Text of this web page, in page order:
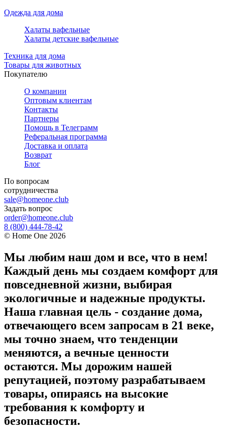
Одежда для дома
Халаты вафельные
Халаты детские вафельные
Техника для дома
Товары для животных
Покупателю
О компании
Оптовым клиентам
Контакты
Партнеры
Помощь в Телеграмм
Реферальная программа
Доставка и оплата
Возврат
Блог
По вопросам
сотрудничества
sale@homeone.club
Задать вопрос
order@homeone.club
8 (800) 444-78-42
© Home One 2026
Мы любим наш дом и все, что в нем!
Каждый день мы создаем комфорт для
повседневной жизни, выбирая
экологичные и надежные продукты.
Наша главная цель - создание дома,
отвечающего всем запросам в 21 веке,
мы точно знаем, что тенденции
меняются, а вечные ценности
остаются. Мы дорожим нашей
репутацией, поэтому разрабатываем
товары, опираясь на высокие
требования к комфорту и
безопасности.